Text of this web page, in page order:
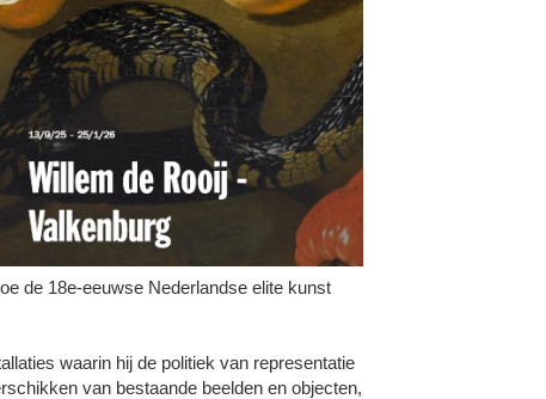
de 18e-eeuwse Nederlandse elite kunst
waarin hij de politiek van representatie
van bestaande beelden en objecten,